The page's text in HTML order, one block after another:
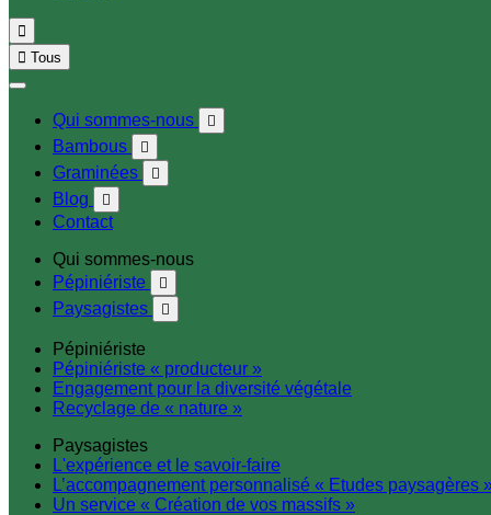

 Tous
Qui sommes-nous 
Bambous 
Graminées 
Blog 
Contact
Qui sommes-nous
Pépiniériste

Paysagistes 
Pépiniériste
Pépiniériste « producteur »
Engagement pour la diversité végétale
Recyclage de « nature »
Paysagistes
L'expérience et le savoir-faire
L’accompagnement personnalisé « Etudes paysagères
Un service « Création de vos massifs »